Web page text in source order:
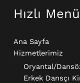
Hızlı
Ana Sayfa
Hizmetlerimiz
Oryantal/
Erkek Dansçı